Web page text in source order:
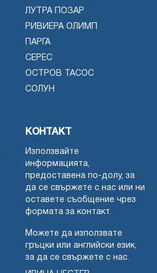
ЛУТРА ПОЗАР
РИВИЕРА ОЛИМП
ПАРГА
СЕРЕС
ОСТРОВ ТАСОС
СОЛУН
КОНТАКТ
Използвайте
информацията,
предоставена по-долу, за
да се свържете с нас или ни
оставете съобщение чрез
формата за контакт.
Можете да използвате
гръцки или английски език,
за да се свържете с нас.